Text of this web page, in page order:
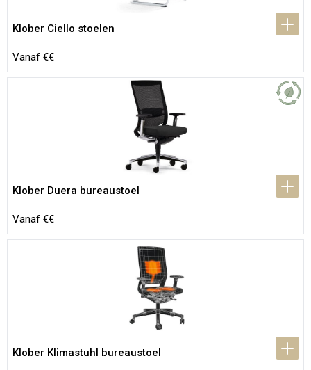
Klober Ciello stoelen
Vanaf €€
Klober Duera bureaustoel
Vanaf €€
Klober Klimastuhl bureaustoel